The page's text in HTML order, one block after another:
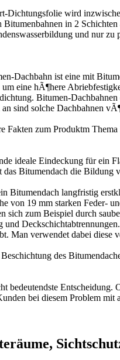
Dichtungsfolie wird
in 2
und nur zu
Dachbahn ist eine mit
um eine hÃ¶here
Bitumen-
sind solche Dachbahnen
Fakten zum Produktm Thema
ideale Eindeckung für ein
das Bitumendach die
Bitumendach langfristig
von 19 mm starken Feder-
sich zum Beispiel durch
Man verwendet dabei diese
des
bedeutendste
bei diesem Problem